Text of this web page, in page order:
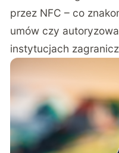
przez NFC – co
umów czy
instytucjach